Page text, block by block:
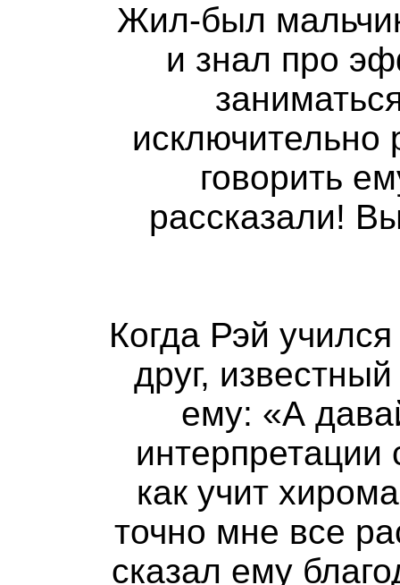
Жил-был
и знал про
исключительно
говорить
рассказали!
Когда Рэй
друг,
ему: «А
интерпретации
как учит
точно мне все
сказал ему